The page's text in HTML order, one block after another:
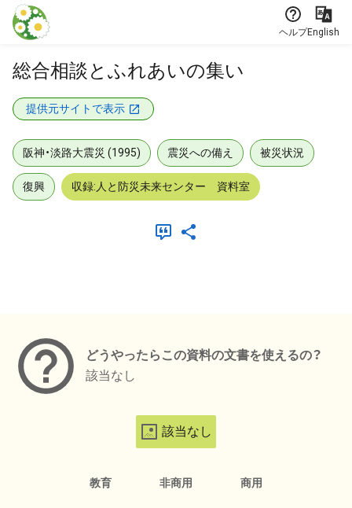
本文に飛ぶ
ヘルプEnglish
総合相談とふれあいの集い
提供元サイトで表示
阪神・淡路大震災 (1995) 震災への備え 被災状況
復興 収録:人と防災未来センター 資料室
どうやったらこの資料の文書を使えるの？
該当なし
該当なし
教育 非商用 商用